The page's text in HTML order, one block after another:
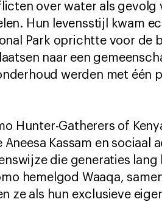
over water als gevolg
Hun levensstijl kwam
Park oprichtte voor de
naar een
werden met één
Hunter-Gatherers of
Kassam en sociaal
die generaties lang
hemelgod Waaqa,
ze als hun exclusieve